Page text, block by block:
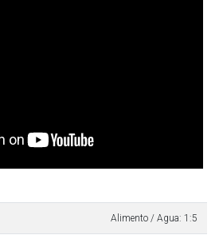
Alimento / Agua: 1:5